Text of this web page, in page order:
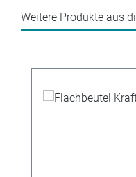
Weitere Produkte aus